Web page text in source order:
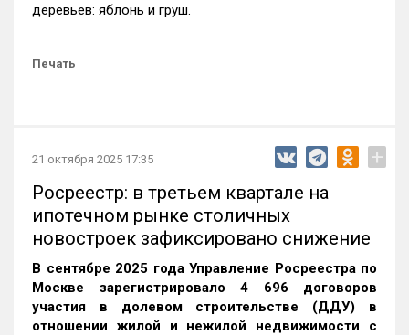
деревьев: яблонь и груш.
Печать
21 октября 2025 17:35 +
Росреестр: в третьем квартале на
ипотечном рынке столичных
новостроек зафиксировано снижение
В сентябре 2025 года Управление Росреестра по
Москве зарегистрировало 4 696 договоров
участия в долевом строительстве (ДДУ) в
отношении жилой и нежилой недвижимости с